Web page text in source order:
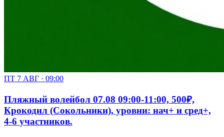
ПТ 7 АВГ · 09:00
Пляжный волейбол 07.08 09:00-11:00, 500₽,
Крокодил (Сокольники), уровни: нач+ и сред+,
4-6 участников.